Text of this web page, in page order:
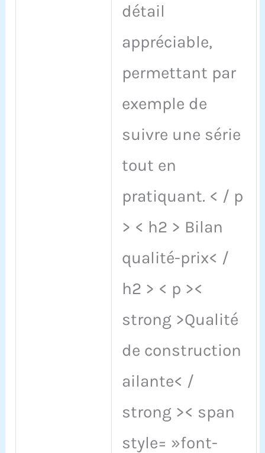
détail
appréciable,
permettant par
exemple de
suivre une série
tout en
pratiquant. < / p
> < h2 > Bilan
qualité-prix< /
h2 > < p ><
strong >Qualité
de construction
ailante< /
strong >< span
style= »font-